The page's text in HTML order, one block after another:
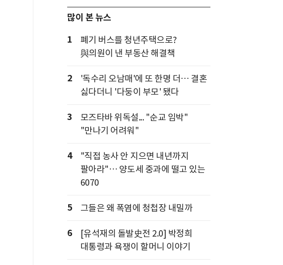
많이 본 뉴스
1
폐기 버스를 청년주택으로?
與의원이 낸 부동산 해결책
2
'독수리 오남매'에 또 한명 더… 결혼
싫다더니 '다둥이 부모' 됐다
3
모즈타바 위독설... "순교 임박"
"만나기 어려워"
4
"직접 농사 안 지으면 내년까지
팔아라"… 양도세 중과에 떨고 있는
6070
5 그들은 왜 폭염에 청첩장 내밀까
6
[유석재의 돌발史전 2.0] 박정희
대통령과 욕쟁이 할머니 이야기